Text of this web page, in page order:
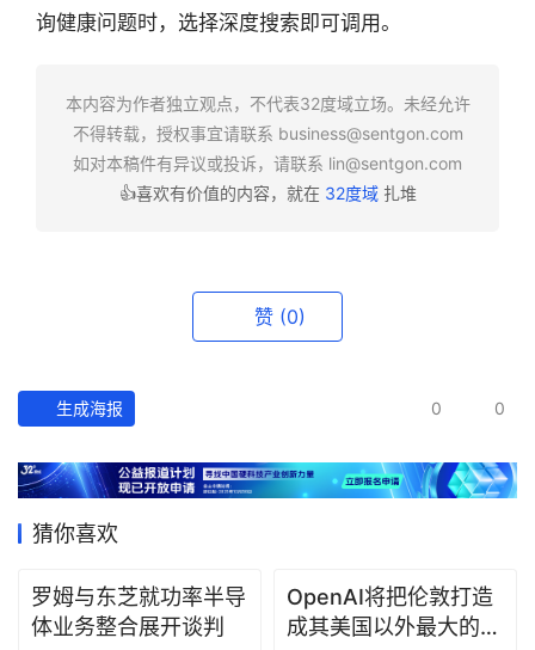
产
经
据
询健康问题时，选择深度搜索即可调用。
本内容为作者独立观点，不代表32度域立场。未经允许
不得转载，授权事宜请联系 business@sentgon.com
如对本稿件有异议或投诉，请联系 lin@sentgon.com
👍喜欢有价值的内容，就在 32度域扎堆
赞 (0)
生成海报 0 0
猜你喜欢
罗姆与东芝就功率半导
体业务整合展开谈判
OpenAI将把伦敦打造
成其美国以外最大的研